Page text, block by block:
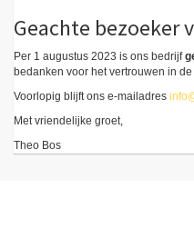
Geachte bezoeker
Per 1 augustus 2023 is ons bedrijf
bedanken voor het vertrouwen in
Voorlopig blijft ons e-mailadres
Met vriendelijke groet,
Theo Bos